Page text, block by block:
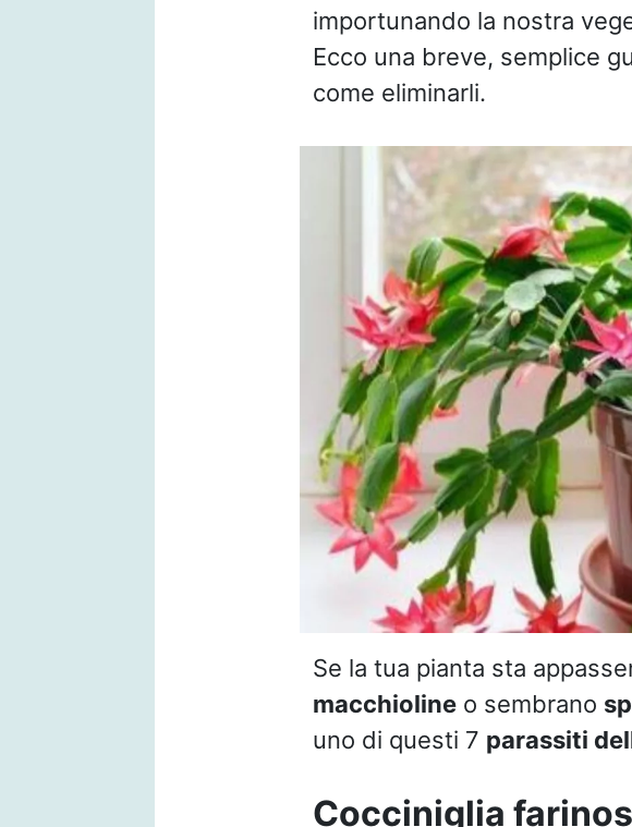
importunando la nostra
Ecco una breve, semplice
come eliminarli.
Se la tua pianta sta
macchiolineo sembrano
uno di questi 7 parassiti
Cocciniglia